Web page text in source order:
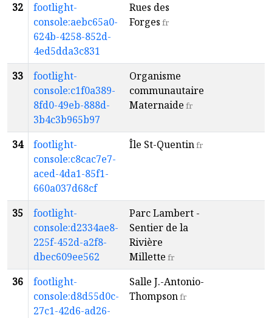
32
footlight-
console:aebc65a0-
624b-4258-852d-
4ed5dda3c831
Rues des
Forges fr
33
footlight-
console:c1f0a389-
8fd0-49eb-888d-
3b4c3b965b97
Organisme
communautaire
Maternaide fr
34
footlight-
console:c8cac7e7-
aced-4da1-85f1-
660a037d68cf
Île St-Quentinfr
35
footlight-
console:d2334ae8-
225f-452d-a2f8-
dbec609ee562
Parc Lambert -
Sentier de la
Rivière
Millette fr
36
footlight-
console:d8d55d0c-
27c1-42d6-ad26-
Salle J.-Antonio-
Thompsonfr